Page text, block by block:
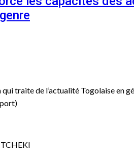
traite de l’actualité Togolaise en